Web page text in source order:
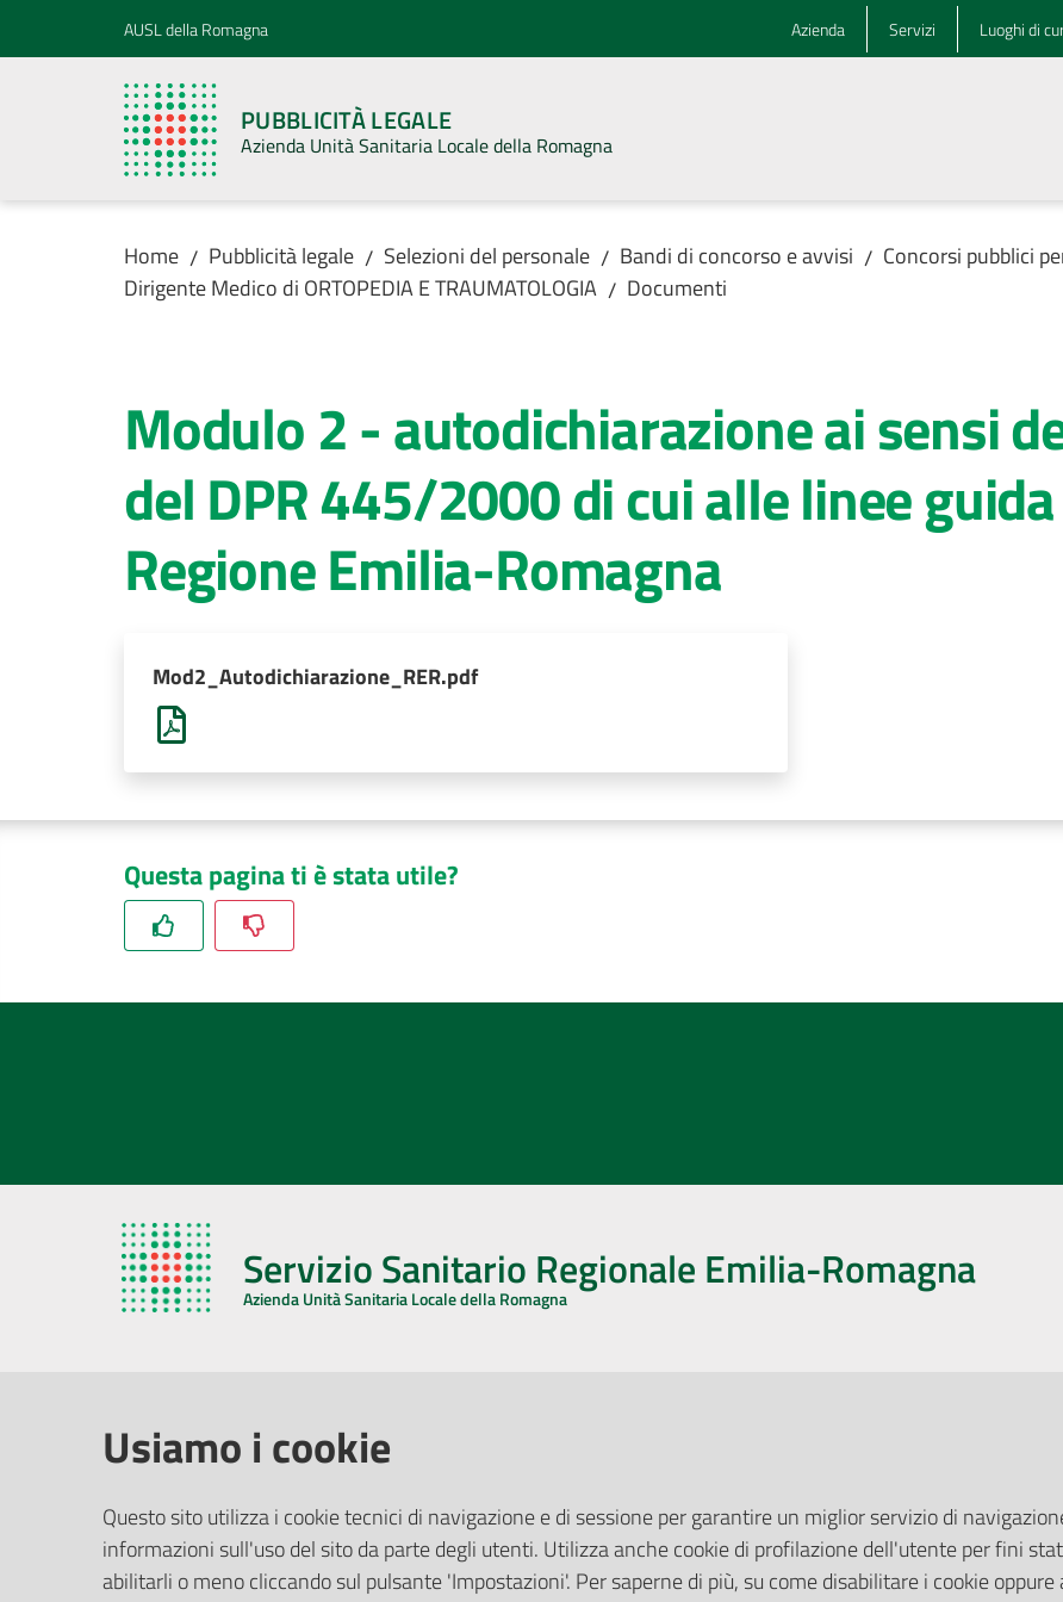
Vai al contenuto
Vai alla navigazioneAUSL della Romagna Azienda Servizi Luoghi di
PUBBLICITÀ LEGALE
Azienda Unità Sanitaria Locale della Romagna
Home / Pubblicità legale / Selezioni del personale / Bandi di concorso e avvisi / Concorsi pubblici
Dirigente Medico di ORTOPEDIA E TRAUMATOLOGIA / Documenti
Modulo 2 - autodichiarazione ai sensi
del DPR 445/2000 di cui alle linee
Regione Emilia-Romagna
Mod2_Autodichiarazione_RER.pdf
Questa pagina ti è stata utile?
Servizio Sanitario Regionale Emilia-Romagna
Azienda Unità Sanitaria Locale della Romagna
Via De Gasperi, 8 - 48121 Ravenna (RA)
CF/P.IVA:02483810392
Ufficio Relazioni con il Pubblico
Riferimenti per la Stampa
Pubblicità legale
Albo Pretorio
Privacy Policy
Attuazione Misure PNRR
Usiamo i cookie
Questo sito utilizza i cookie tecnici di navigazione e di sessione per garantire un miglior servizio di
informazioni sull'uso del sito da parte degli utenti. Utilizza anche cookie di profilazione dell'utente per fini
abilitarli o meno cliccando sul pulsante 'Impostazioni'. Per saperne di più, su come disabilitare i cookie